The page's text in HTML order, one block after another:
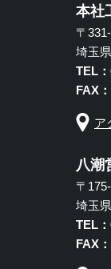
本社
〒
埼玉
TEL
FAX
ア
八潮
〒
埼玉
TEL
FAX